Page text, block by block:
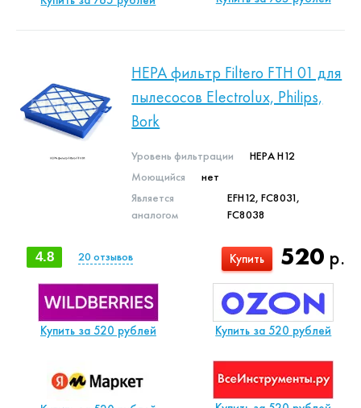
HEPA фильтр Filtero FTH 01 для
пылесосов Electrolux, Philips,
Bork
Уровень фильтрации
HEPA H12
Моющийся
нет
Является
аналогом
EFH12, FC8031,
FC8038
520 р.
Купить
4.8 20 отзывов
Купить за 520 рублей Купить за 520 рублей